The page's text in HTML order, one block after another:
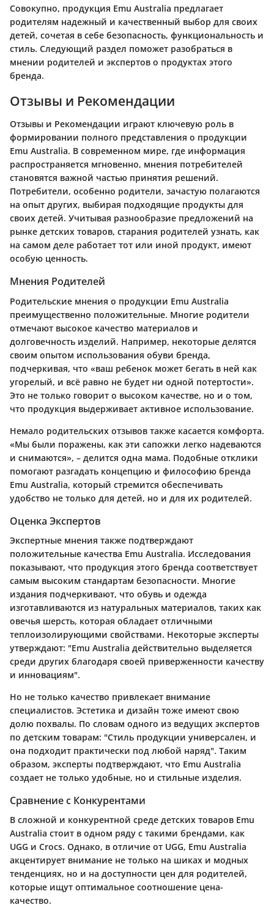
Совокупно, продукция Emu Australia предлагает
родителям надежный и качественный выбор для своих
детей, сочетая в себе безопасность, функциональность и
стиль. Следующий раздел поможет разобраться в
мнении родителей и экспертов о продуктах этого
бренда.
Отзывы и Рекомендации
Отзывы и Рекомендации играют ключевую роль в
формировании полного представления о продукции
Emu Australia. В современном мире, где информация
распространяется мгновенно, мнения потребителей
становятся важной частью принятия решений.
Потребители, особенно родители, зачастую полагаются
на опыт других, выбирая подходящие продукты для
своих детей. Учитывая разнообразие предложений на
рынке детских товаров, старания родителей узнать, как
на самом деле работает тот или иной продукт, имеют
особую ценность.
Мнения Родителей
Родительские мнения о продукции Emu Australia
преимущественно положительные. Многие родители
отмечают высокое качество материалов и
долговечность изделий. Например, некоторые делятся
своим опытом использования обуви бренда,
подчеркивая, что «ваш ребенок может бегать в ней как
угорелый, и всё равно не будет ни одной потертости».
Это не только говорит о высоком качестве, но и о том,
что продукция выдерживает активное использование.
Немало родительских отзывов также касается комфорта.
«Мы были поражены, как эти сапожки легко надеваются
и снимаются», – делится одна мама. Подобные отклики
помогают разгадать концепцию и философию бренда
Emu Australia, который стремится обеспечивать
удобство не только для детей, но и для их родителей.
Оценка Экспертов
Экспертные мнения также подтверждают
положительные качества Emu Australia. Исследования
показывают, что продукция этого бренда соответствует
самым высоким стандартам безопасности. Многие
издания подчеркивают, что обувь и одежда
изготавливаются из натуральных материалов, таких как
овечья шерсть, которая обладает отличными
теплоизолирующими свойствами. Некоторые эксперты
утверждают: "Emu Australia действительно выделяется
среди других благодаря своей приверженности качеству
и инновациям".
Но не только качество привлекает внимание
специалистов. Эстетика и дизайн тоже имеют свою
долю похвалы. По словам одного из ведущих экспертов
по детским товарам: "Стиль продукции универсален, и
она подходит практически под любой наряд". Таким
образом, эксперты подтверждают, что Emu Australia
создает не только удобные, но и стильные изделия.
Сравнение с Конкурентами
В сложной и конкурентной среде детских товаров Emu
Australia стоит в одном ряду с такими брендами, как
UGG и Crocs. Однако, в отличие от UGG, Emu Australia
акцентирует внимание не только на шиках и модных
тенденциях, но и на доступности цен для родителей,
которые ищут оптимальное соотношение цена-
качество.